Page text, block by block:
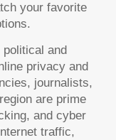
your favorite
and
privacy and
journalists,
are prime
and cyber
traffic,